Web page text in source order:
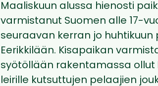
Maaliskuun alussa hienosti
varmistanut Suomen alle 17-
seuraavan kerran jo
Eerikkilään. Kisapaikan
syötöllään rakentamassa ollut
leirille kutsuttujen pelaajien